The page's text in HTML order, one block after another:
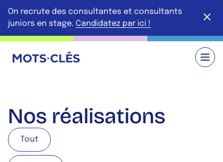
Aller au contenu principal
On recrute des consultantes et consultants
juniors en stage. Candidatez par ici !
Retour à l'accueil
Nos réalisations
Filtrer les projets par catégorie
Tout